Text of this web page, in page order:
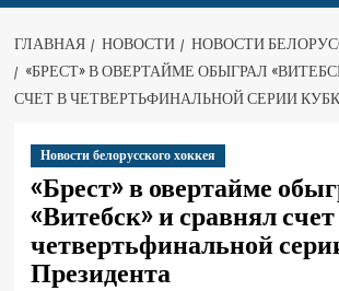
ГЛАВНАЯ НОВОСТИ
НОВОСТИ
«БРЕСТ» В ОВЕРТАЙМЕ ОБЫГРАЛ
СЧЕТ В ЧЕТВЕРТЬФИНАЛЬНОЙ СЕРИИ
Новости белорусского хоккея
«Брест» в овертайме
«Витебск» и сравнял
четвертьфинальной
Президента